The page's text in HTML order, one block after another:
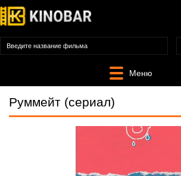
Меню
Руммейт (сериал)